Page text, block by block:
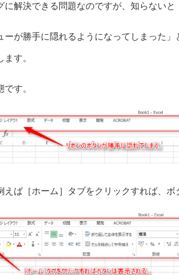
に解決できる問題なのですが、知らないと
ーが勝手に隠れるようになってしまった
す。
す。
えば［ホーム］タブをクリックすれば、ボ